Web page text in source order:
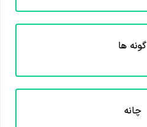
گونه ها
چانه